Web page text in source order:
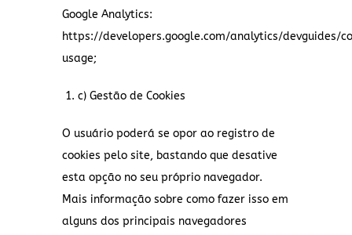
Google Analytics:
https://developers.google.com/analytics/devguides/
usage;
c) Gestão de Cookies
O usuário poderá se opor ao registro de
cookies pelo site, bastando que desative
esta opção no seu próprio navegador.
Mais informação sobre como fazer isso em
alguns dos principais navegadores